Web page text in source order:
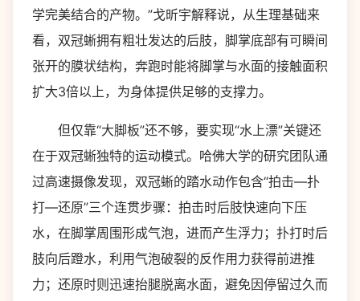
学完美结合的产物。”戈昕宇解释说，从生理基础来
看，双冠蜥拥有粗壮发达的后肢，脚掌底部有可瞬间
张开的膜状结构，奔跑时能将脚掌与水面的接触面积
扩大3倍以上，为身体提供足够的支撑力。
但仅靠“大脚板”还不够，要实现“水上漂”关键还
在于双冠蜥独特的运动模式。哈佛大学的研究团队通
过高速摄像发现，双冠蜥的踏水动作包含“拍击—扑
打—还原”三个连贯步骤：拍击时后肢快速向下压
水，在脚掌周围形成气泡，进而产生浮力；扑打时后
肢向后蹬水，利用气泡破裂的反作用力获得前进推
力；还原时则迅速抬腿脱离水面，避免因停留过久而